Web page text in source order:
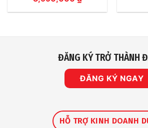
ĐĂNG KÝ TRỞ THÀNH
ĐĂNG KÝ NGAY
HỖ TRỢ KINH DOANH